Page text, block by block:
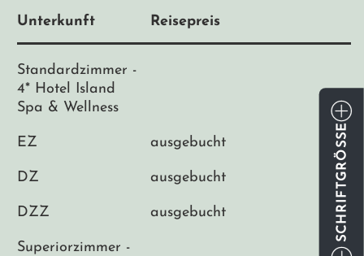
Unterkunft Reisepreis
Standardzimmer -
4* Hotel Island
Spa & Wellness
EZ ausgebucht
DZ ausgebucht
DZZ ausgebucht
Superiorzimmer -
SCHRIFTGRÖSSE